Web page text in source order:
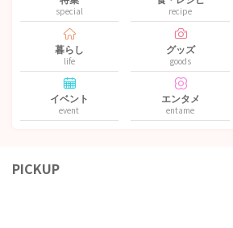
special recipe
暮らし
life
グッズ
goods
イベント
event
エンタメ
entame
PICKUP